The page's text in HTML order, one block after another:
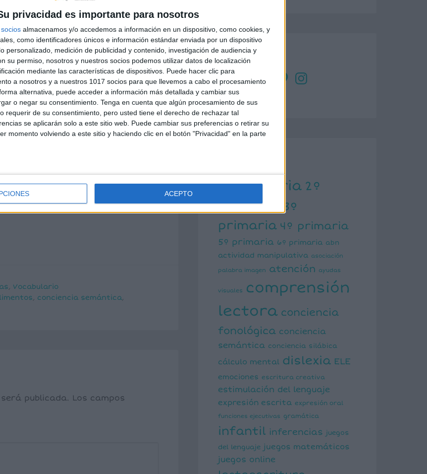
privacidad es importante para nosotros
socios almacenamos y/o accedemos a información en un dispositivo, como cookies, y
como identificadores únicos e información estándar enviada por un dispositivo
personalizado, medición de publicidad y contenido, investigación de audiencia y
su permiso, nosotros y nuestros socios podemos utilizar datos de localización
mediante las características de dispositivos. Puede hacer clic para
a nosotros y a nuestros 1017 socios para que llevemos a cabo el procesamiento
alternativa, puede acceder a información más detallada y cambiar sus
o negar su consentimiento. Tenga en cuenta que algún procesamiento de sus
requerir de su consentimiento, pero usted tiene el derecho de rechazar tal
se aplicarán solo a este sitio web. Puede cambiar sus preferencias o retirar su
momento volviendo a este sitio y haciendo clic en el botón "Privacidad" en la parte
ACEPTO
, Vocabulario
, conciencia semántica,
publicada. Los campos
SÍGUENOS
X
YouTubePinterestInstagram
1º primaria 2º
primaria
3º
primaria 4º primaria
5º primaria 6º primaria abn
actividad manipulativa asociación
palabra imagen atención ayudas
visuales
comprensión
lectora conciencia
fonológica conciencia
semántica conciencia silábica
cálculo mental dislexia ELE
emociones escritura creativa
estimulación del lenguaje
expresión escrita expresión oral
funciones ejecutivas gramática
infantil inferencias juegos
del lenguaje juegos matemáticos
juegos online